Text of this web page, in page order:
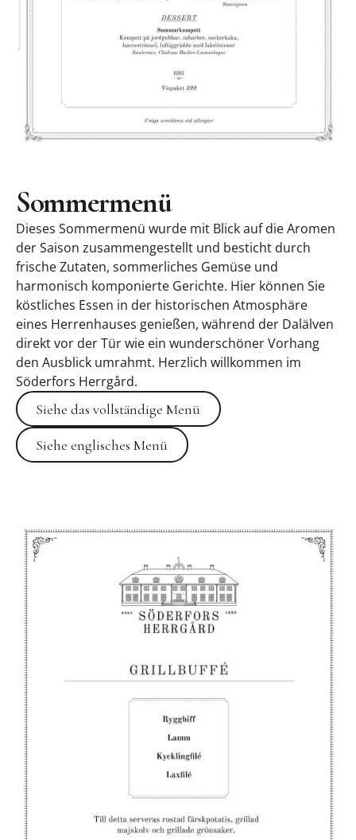
Sommermenü
Dieses Sommermenü wurde mit Blick auf die Aromen
der Saison zusammengestellt und besticht durch
frische Zutaten, sommerliches Gemüse und
harmonisch komponierte Gerichte. Hier können Sie
köstliches Essen in der historischen Atmosphäre
eines Herrenhauses genießen, während der Dalälven
direkt vor der Tür wie ein wunderschöner Vorhang
den Ausblick umrahmt. Herzlich willkommen im
Söderfors Herrgård.
Siehe das vollständige Menü
Siehe englisches Menü